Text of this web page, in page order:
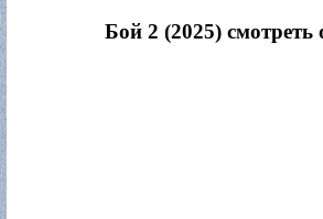
Бой 2 (2025) смотреть